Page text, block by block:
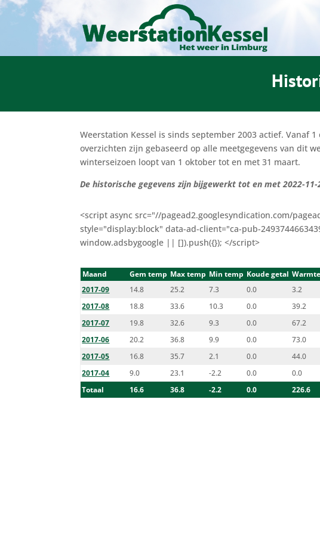
Weerstation Kessel is sinds september 2003 actief. Vanaf
overzichten zijn gebaseerd op alle meetgegevens van dit
winterseizoen loopt van 1 oktober tot en met 31 maart.
De historische gegevens zijn bijgewerkt tot en met 2022-11-
<script async src="//pagead2.googlesyndication.com/
style="display:block" data-ad-client="ca-pub-
window.adsbygoogle || []).push({}); </script>
Maand Gem temp Max temp Min temp Koude getal
2017-09
14.8 25.2 7.3 0.0 3.2
2017-08
18.8 33.6 10.3 0.0 39.2
2017-07
19.8 32.6 9.3 0.0 67.2
2017-06
20.2 36.8 9.9 0.0 73.0
2017-05
16.8 35.7 2.1 0.0 44.0
2017-04
9.0 23.1 -2.2 0.0 0.0
Totaal
16.6 36.8 -2.2 0.0 226.6